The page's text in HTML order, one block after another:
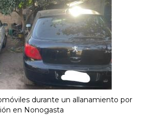
durante un allanamiento por
en Nonogasta